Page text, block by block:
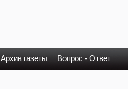
Архив газеты Вопрос - Ответ